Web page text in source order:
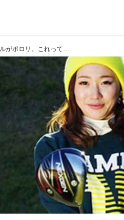
【新ルール】ワッグルでティからボールがポロリ。これって罰あり? なし?